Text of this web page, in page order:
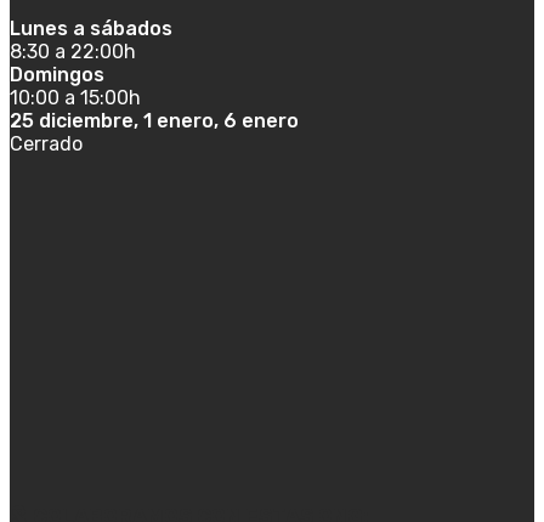
Lunes a sábados
8:30 a 22:00h
Domingos
10:00 a 15:00h
25 diciembre, 1 enero, 6 enero
Cerrado